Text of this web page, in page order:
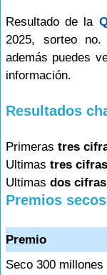
Resultado de la
2025, sorteo
además puedes
información.
Resultados
Primeras tres
Ultimas tres cifras
Ultimas dos cifras
Premios secos
Premio
Seco 300 millones